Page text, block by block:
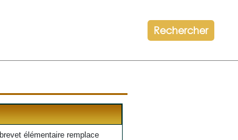
Rechercher
élémentaire remplace